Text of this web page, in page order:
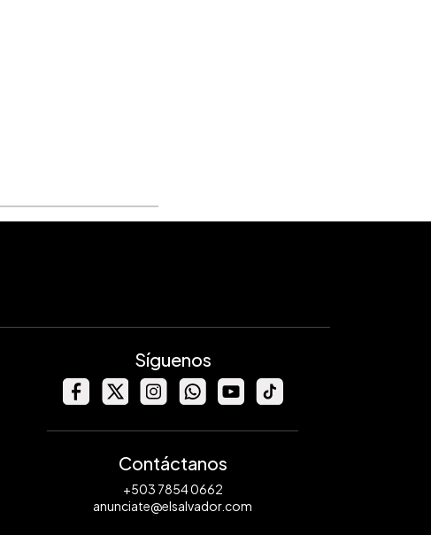
Síguenos
Contáctanos
+503 7854 0662
anunciate@elsalvador.com